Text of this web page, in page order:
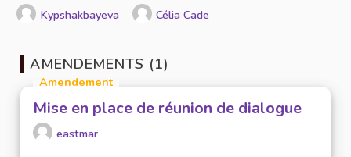
Kypshakbayeva Célia Cade
AMENDEMENTS (1)
Amendement
Mise en place de réunion de dialogue
eastmar